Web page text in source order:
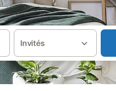
Invités